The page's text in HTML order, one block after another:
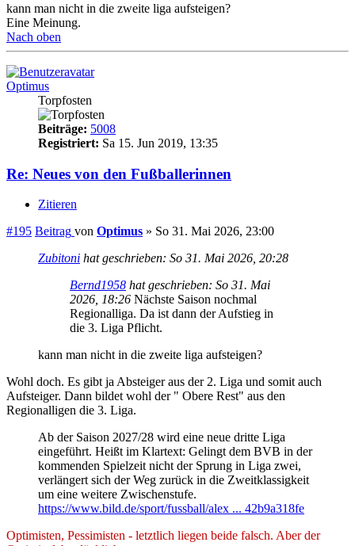
kann man nicht in die zweite liga aufsteigen?
Eine Meinung.
Nach oben
Optimus
Torpfosten
Beiträge: 5008
Registriert: Sa 15. Jun 2019, 13:35
Re: Neues von den Fußballerinnen
Zitieren
#195 Beitrag von Optimus » So 31. Mai 2026, 23:00
Zubitoni hat geschrieben: So 31. Mai 2026, 20:28
Bernd1958 hat geschrieben: So 31. Mai
2026, 18:26 Nächste Saison nochmal
Regionalliga. Da ist dann der Aufstieg in
die 3. Liga Pflicht.
kann man nicht in die zweite liga aufsteigen?
Wohl doch. Es gibt ja Absteiger aus der 2. Liga und somit auch
Aufsteiger. Dann bildet wohl der " Obere Rest" aus den
Regionalligen die 3. Liga.
Ab der Saison 2027/28 wird eine neue dritte Liga
eingeführt. Heißt im Klartext: Gelingt dem BVB in der
kommenden Spielzeit nicht der Sprung in Liga zwei,
verlängert sich der Weg zurück in die Zweitklassigkeit
um eine weitere Zwischenstufe.
https://www.bild.de/sport/fussball/alex ... 42b9a318fe
Optimisten, Pessimisten - letztlich liegen beide falsch. Aber der